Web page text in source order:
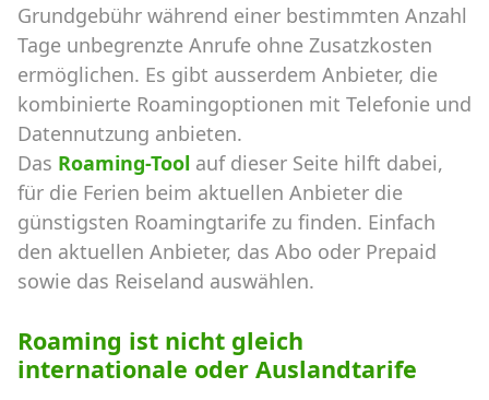
Grundgebühr während einer bestimmten Anzahl
Tage unbegrenzte Anrufe ohne Zusatzkosten
ermöglichen. Es gibt ausserdem Anbieter, die
kombinierte Roamingoptionen mit Telefonie und
Datennutzung anbieten.
Das Roaming-Tool auf dieser Seite hilft dabei,
für die Ferien beim aktuellen Anbieter die
günstigsten Roamingtarife zu finden. Einfach
den aktuellen Anbieter, das Abo oder Prepaid
sowie das Reiseland auswählen.
Roaming ist nicht gleich
internationale oder Auslandtarife